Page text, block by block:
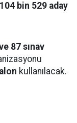
104 bin 529 aday
87 sınav
kullanılacak.